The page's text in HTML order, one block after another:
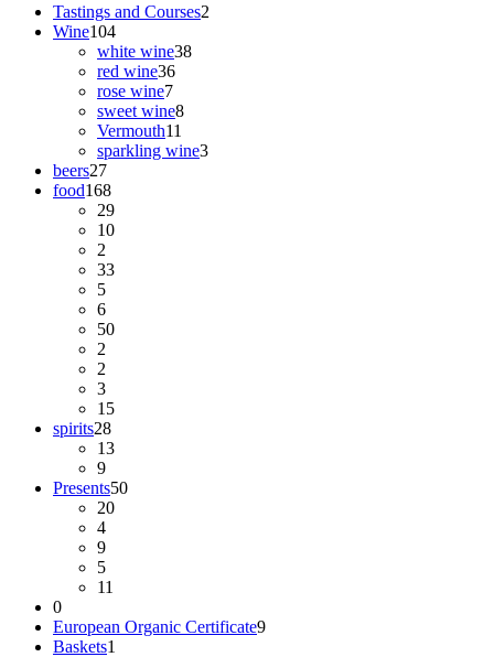
Tastings and Courses2
Wine104
white wine38
red wine36
rose wine7
sweet wine8
Vermouth11
sparkling wine3
beers27
food168
29
10
2
33
5
6
50
2
2
3
15
spirits28
13
9
Presents50
20
4
9
5
11
0
European Organic Certificate9
Baskets1